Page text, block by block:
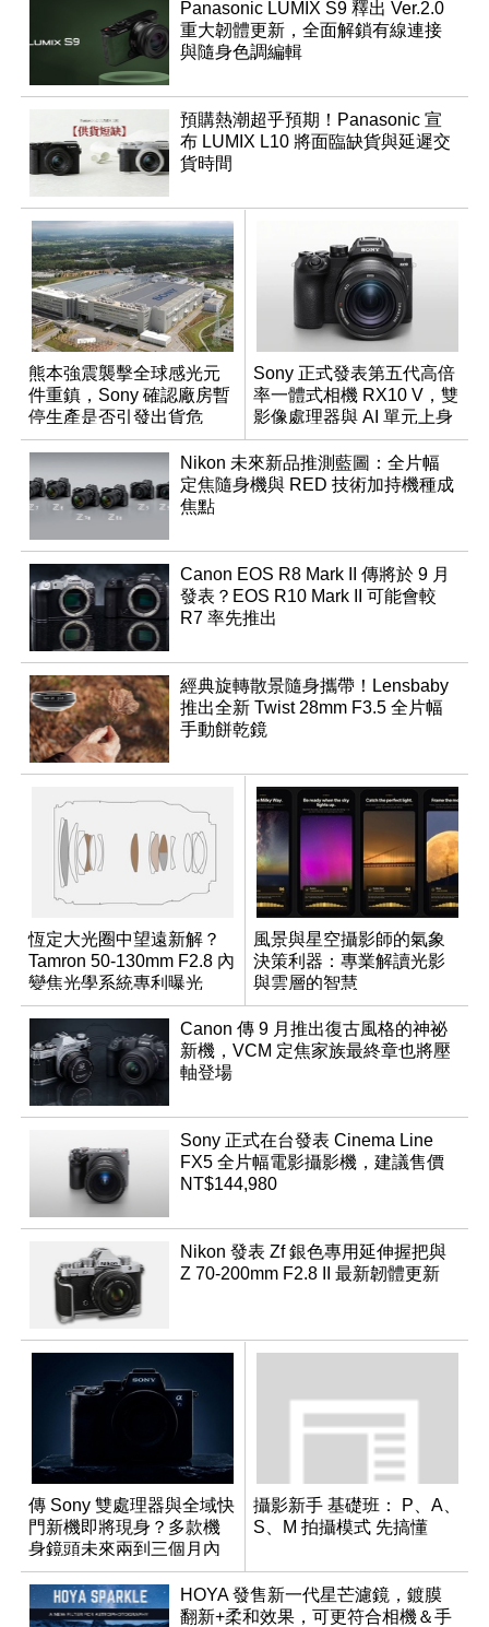
Panasonic LUMIX S9 釋出 Ver.2.0
重大韌體更新，全面解鎖有線連接
與隨身色調編輯
預購熱潮超乎預期！Panasonic 宣
布 LUMIX L10 將面臨缺貨與延遲交
貨時間
熊本強震襲擊全球感光元
件重鎮，Sony 確認廠房暫
停生產是否引發出貨危
機？
Sony 正式發表第五代高倍
率一體式相機 RX10 V，雙
影像處理器與 AI 單元上身
Nikon 未來新品推測藍圖：全片幅
定焦隨身機與 RED 技術加持機種成
焦點
Canon EOS R8 Mark II 傳將於 9 月
發表？EOS R10 Mark II 可能會較
R7 率先推出
經典旋轉散景隨身攜帶！Lensbaby
推出全新 Twist 28mm F3.5 全片幅
手動餅乾鏡
恆定大光圈中望遠新解？
Tamron 50-130mm F2.8 內
變焦光學系統專利曝光
風景與星空攝影師的氣象
決策利器：專業解讀光影
與雲層的智慧
App「Atmos」登場
Canon 傳 9 月推出復古風格的神祕
新機，VCM 定焦家族最終章也將壓
軸登場
Sony 正式在台發表 Cinema Line
FX5 全片幅電影攝影機，建議售價
NT$144,980
Nikon 發表 Zf 銀色專用延伸握把與
Z 70-200mm F2.8 II 最新韌體更新
傳 Sony 雙處理器與全域快
門新機即將現身？多款機
身鏡頭未來兩到三個月內
有望登場
攝影新手 基礎班： P、A、
S、M 拍攝模式 先搞懂
HOYA 發售新一代星芒濾鏡，鍍膜
翻新+柔和效果，可更符合相機＆手